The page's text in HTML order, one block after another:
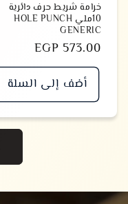
خرامة شريط حرف دائرية
10ملي HOLE PUNCH
GENERIC
سعر
EGP 573.00
أضف إلى السلة